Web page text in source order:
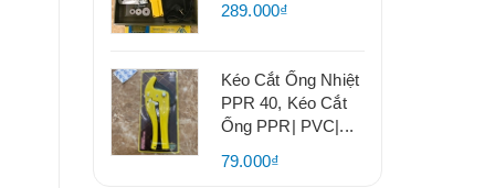
289.000₫
Kéo Cắt Ống Nhiệt
PPR 40, Kéo Cắt
Ống PPR| PVC|...
79.000₫